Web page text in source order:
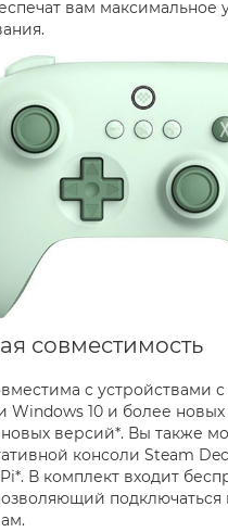
вам максимальное
совместимость
с устройствами
Windows 10 и более
версий*. Вы также
консоли Steam
В комплект входит